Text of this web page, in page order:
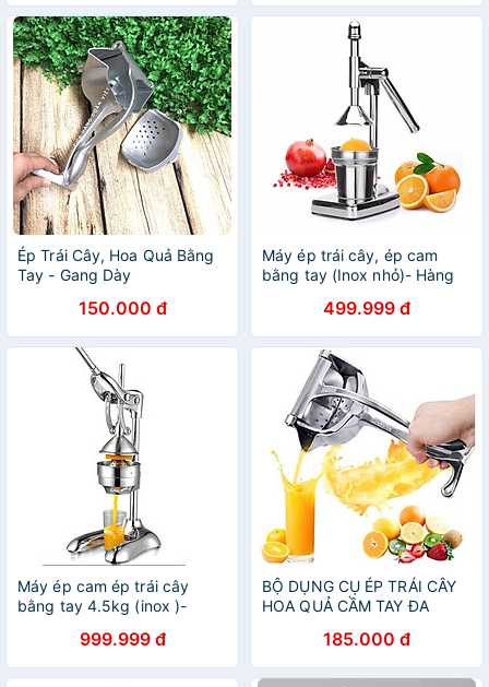
Ép Trái Cây, Hoa Quả Bằng
Tay - Gang Dày
150.000 đ
Máy ép trái cây, ép cam
bằng tay (Inox nhỏ)- Hàng
499.999 đ
Máy ép cam ép trái cây
bằng tay 4.5kg (inox )-
999.999 đ
BỘ DỤNG CỤ ÉP TRÁI CÂY
HOA QUẢ CẦM TAY ĐA
CHẤT LƯỢNG185.000 đ